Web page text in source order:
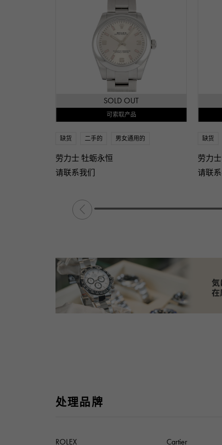
SOLD OUT
可索取产品
缺货 二手的 男女通用的
劳力士 牡蛎永恒
请联系我们
缺货
劳力
请联
处理品牌
ROLEX Cartier